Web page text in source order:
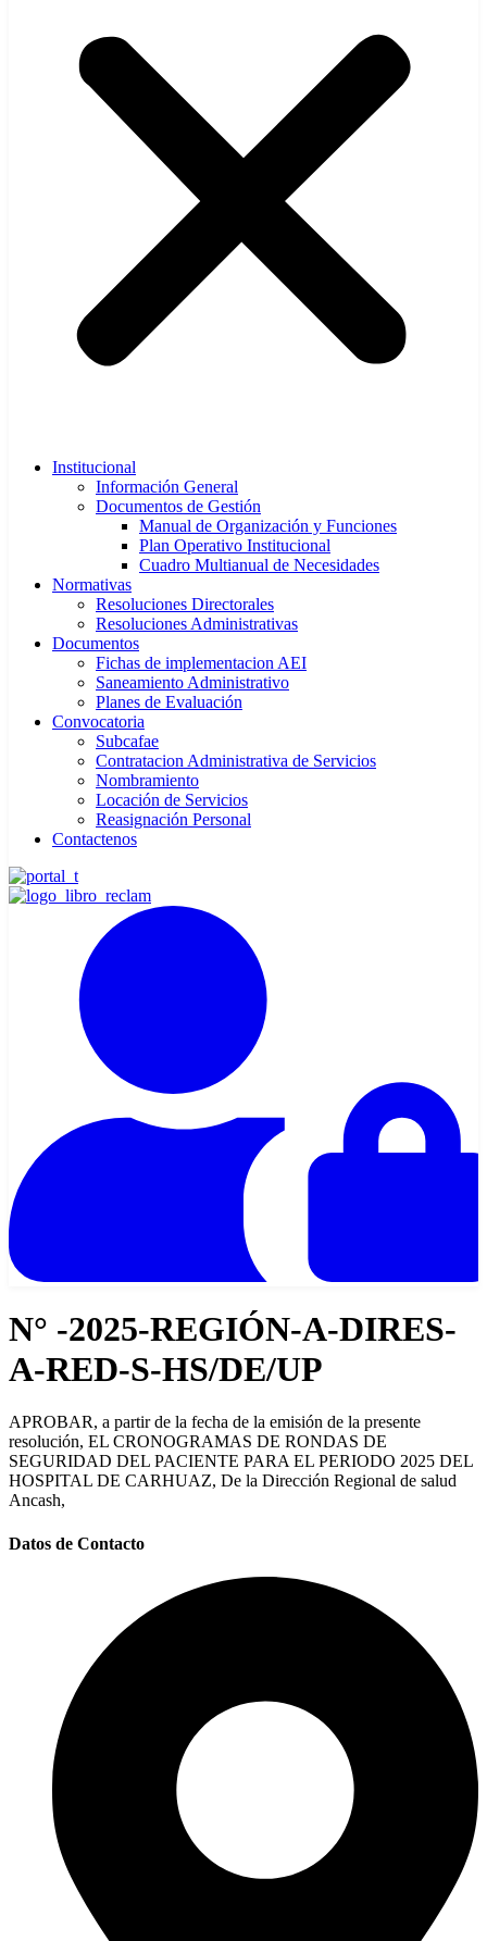
Institucional
Información General
Documentos de Gestión
Manual de Organización y Funciones
Plan Operativo Institucional
Cuadro Multianual de Necesidades
Normativas
Resoluciones Directorales
Resoluciones Administrativas
Documentos
Fichas de implementacion AEI
Saneamiento Administrativo
Planes de Evaluación
Convocatoria
Subcafae
Contratacion Administrativa de Servicios
Nombramiento
Locación de Servicios
Reasignación Personal
Contactenos
N° -2025-REGIÓN-A-DIRES-
A-RED-S-HS/DE/UP
APROBAR, a partir de la fecha de la emisión de la presente
resolución, EL CRONOGRAMAS DE RONDAS DE
SEGURIDAD DEL PACIENTE PARA EL PERIODO 2025 DEL
HOSPITAL DE CARHUAZ, De la Dirección Regional de salud
Ancash,
Datos de Contacto